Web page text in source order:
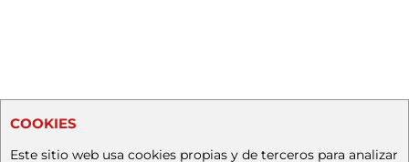
COOKIES
Este sitio web usa cookies propias y de terceros para analizar